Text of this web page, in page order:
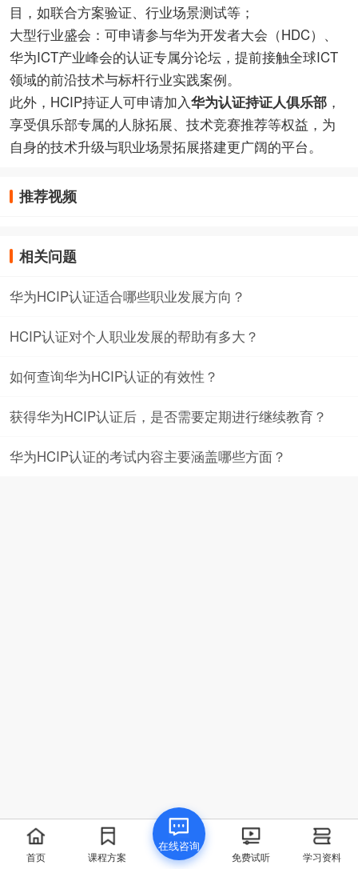
目，如联合方案验证、行业场景测试等；
大型行业盛会：可申请参与华为开发者大会（HDC）、
华为ICT产业峰会的认证专属分论坛，提前接触全球ICT
领域的前沿技术与标杆行业实践案例。
此外，HCIP持证人可申请加入华为认证持证人俱乐部，
享受俱乐部专属的人脉拓展、技术竞赛推荐等权益，为
自身的技术升级与职业场景拓展搭建更广阔的平台。
推荐视频
相关问题
华为HCIP认证适合哪些职业发展方向？
HCIP认证对个人职业发展的帮助有多大？
如何查询华为HCIP认证的有效性？
获得华为HCIP认证后，是否需要定期进行继续教育？
华为HCIP认证的考试内容主要涵盖哪些方面？
首页 点赞 领取资料 我要提问
首页 课程方案
在线咨询
免费试听 学习资料